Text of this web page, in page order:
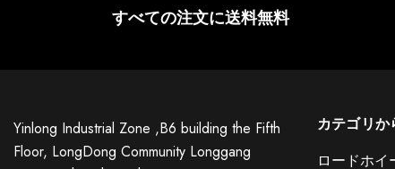
すべての注文に送料無料
Yinlong Industrial Zone ,B6 building the Fifth
Floor, LongDong Community Longgang
カテゴリか
ロードホイ